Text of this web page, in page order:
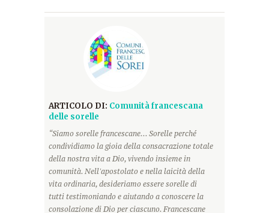
ARTICOLO DI: Comunità francescana
delle sorelle
“Siamo sorelle francescane... Sorelle perché
condividiamo la gioia della consacrazione totale
della nostra vita a Dio, vivendo insieme in
comunità. Nell'apostolato e nella laicità della
vita ordinaria, desideriamo essere sorelle di
tutti testimoniando e aiutando a conoscere la
consolazione di Dio per ciascuno. Francescane